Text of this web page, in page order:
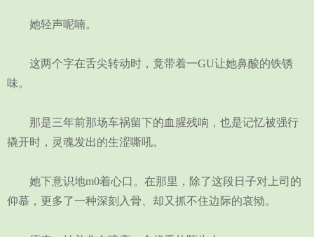
她轻声呢喃。
这两个字在舌尖转动时，竟带着一GU让她鼻酸的铁锈
味。
那是三年前那场车祸留下的血腥残响，也是记忆被强行
撬开时，灵魂发出的生涩嘶吼。
她下意识地m0着心口。在那里，除了这段日子对上司的
仰慕，更多了一种深刻入骨、却又抓不住边际的哀恸。